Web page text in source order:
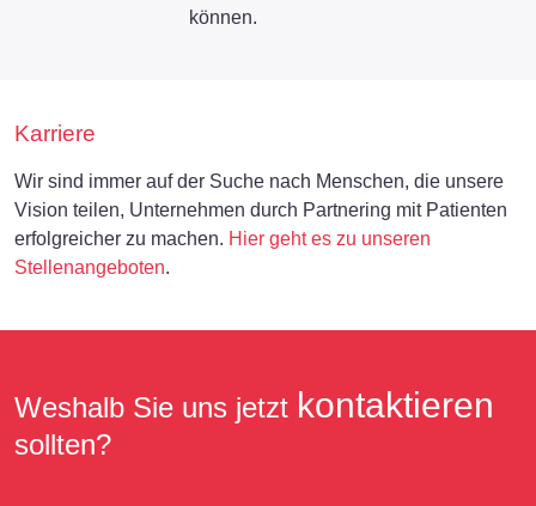
können.
Karriere
Wir sind immer auf der Suche nach Menschen, die unsere
Vision teilen, Unternehmen durch Partnering mit Patienten
erfolgreicher zu machen. Hier geht es zu unseren
Stellenangeboten.
Weshalb Sie uns jetzt kontaktieren
sollten?